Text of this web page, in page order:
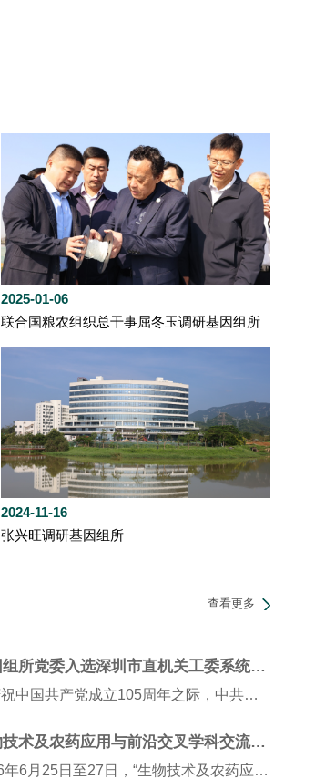
2025-01-06
联合国粮农组织总干事屈冬玉调研基因组所
2024-11-16
张兴旺调研基因组所
查看更多
基因组所党委入选深圳市直机关工委系统先进基层党组织
生物技术及农药应用与前沿交叉学科交流会在深召开
2026年6月25日至27日，“生物技术及农药应用与前沿交叉学科交流会”在深召开。会议由中国农业科学院深圳农业基因组研究所（岭南现代农业科学与技术广东省实验室深圳分中心）、植物病虫害综合治理全国...